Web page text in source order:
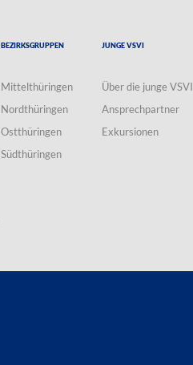
Bezirksgruppen
Mittelthüringen
Nordthüringen
Ostthüringen
Südthüringen
Junge VSVI
Über die junge VSVI
Ansprechpartner
Exkursionen